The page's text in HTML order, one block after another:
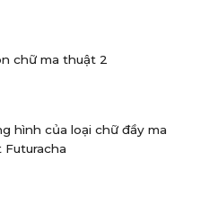
hình của loại chữ đầy ma
Futuracha